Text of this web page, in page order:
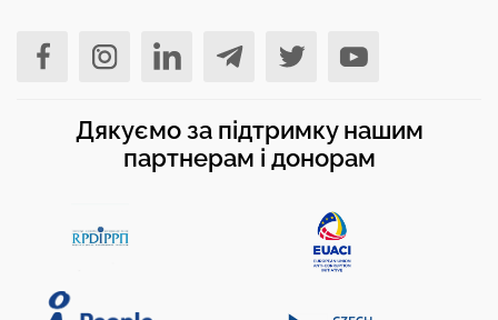
Дякуємо за підтримку нашим
партнерам і донорам